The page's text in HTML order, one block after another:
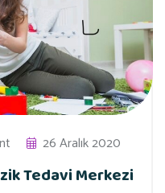
26 Aralık 2020
Tedavi Merkezi